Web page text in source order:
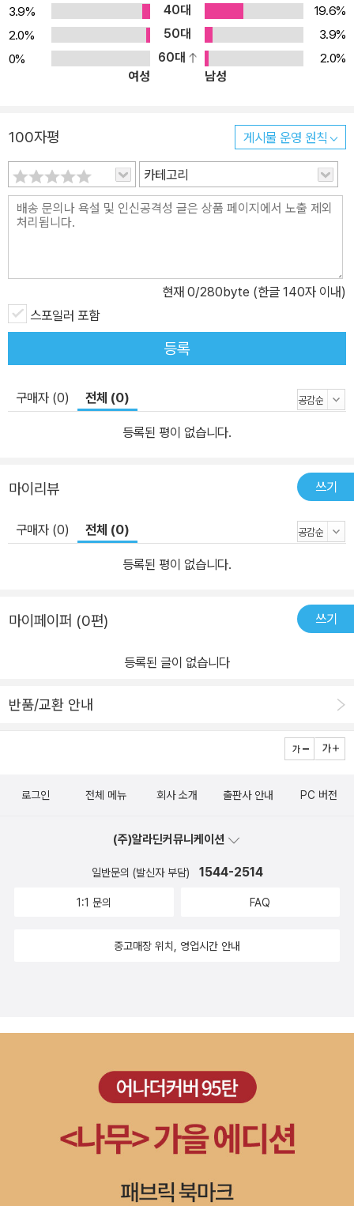
3.9%
40대
19.6%
2.0%
50대
3.9%
0%
60대
2.0%
여성
남성
100자평 게시물 운영 원칙
카테고리
현재 0/280byte (한글 140자 이내)
스포일러 포함
등록
구매자 (0) 전체 (0)
등록된 평이 없습니다.
마이리뷰 쓰기
구매자 (0) 전체 (0)
등록된 평이 없습니다.
마이페이퍼 (0편) 쓰기
등록된 글이 없습니다
반품/교환 안내
로그인 전체 메뉴 회사 소개 출판사 안내 PC 버전
(주)알라딘커뮤니케이션
일반문의 (발신자 부담) 1544-2514
1:1 문의 FAQ
중고매장 위치, 영업시간 안내